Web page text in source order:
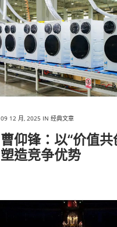
09 12 月, 2025 IN 经典文章
曹仰锋：以“价值共
塑造竞争优势